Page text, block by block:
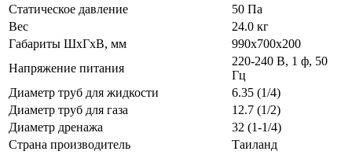
Статическое давление
50 Па
Вес
24.0 кг
Габариты ШхГхВ, мм
990x700x200
Напряжение питания
220-240 В, 1 ф, 50
Гц
Диаметр труб для жидкости
6.35 (1/4)
Диаметр труб для газа
12.7 (1/2)
Диаметр дренажа
32 (1-1/4)
Страна производитель
Таиланд